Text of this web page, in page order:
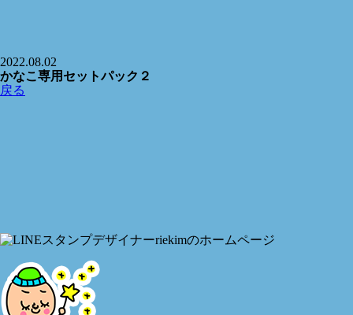
2022.08.02
かなこ専用セットパック２
戻る